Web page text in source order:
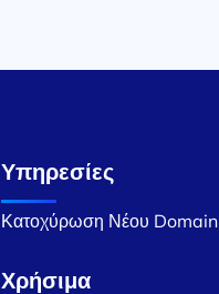
Υπηρεσίες
Κατοχύρωση Νέου Domain
Χρήσιμα